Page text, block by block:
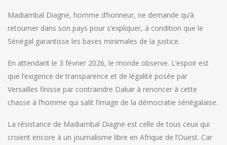
Madiambal Diagne, homme d’honneur, ne demande qu’à
retourner dans son pays pour s’expliquer, à condition que le
Sénégal garantisse les bases minimales de la justice.
En attendant le 3 février 2026, le monde observe. L’espoir est
que l’exigence de transparence et de légalité posée par
Versailles finisse par contraindre Dakar à renoncer à cette
chasse à l’homme qui salit l’image de la démocratie sénégalaise.
La résistance de Madiambal Diagne est celle de tous ceux qui
croient encore à un journalisme libre en Afrique de l’Ouest. Car